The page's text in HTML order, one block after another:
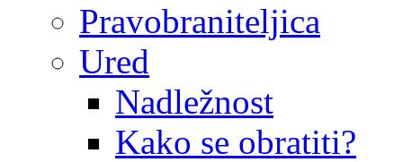
Pravobraniteljica
Ured
Nadležnost
Kako se obratiti?